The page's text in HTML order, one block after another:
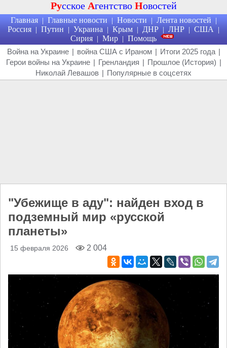
Русское Агентство Новостей
Главная | Главные новости | Новости | Лента новостей |
Россия | Путин | Украина | Крым | ДНР | ЛНР | США |
Сирия | Мир | Помощь
Война на Украине | война США с Ираном | Итоги 2025 года |
Герои войны на Украине | Гренландия | Прошлое (История) |
Николай Левашов | Популярные в соцсетях
"Убежище в аду": найден вход в
подземный мир «русской
планеты»
15 февраля 2026 2 004